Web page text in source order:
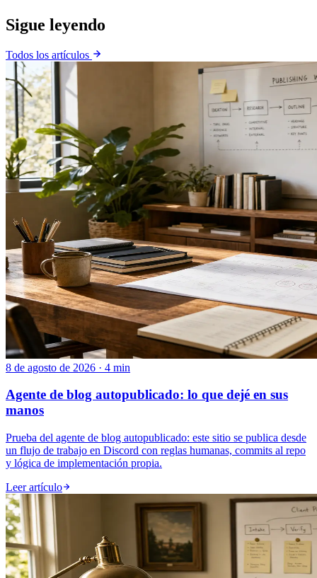
Sigue leyendo
Todos los artículos
8 de agosto de 2026 · 4 min
Agente de blog autopublicado: lo que dejé en sus
manos
Prueba del agente de blog autopublicado: este sitio se publica desde
un flujo de trabajo en Discord con reglas humanas, commits al repo
y lógica de implementación propia.
Leer artículo